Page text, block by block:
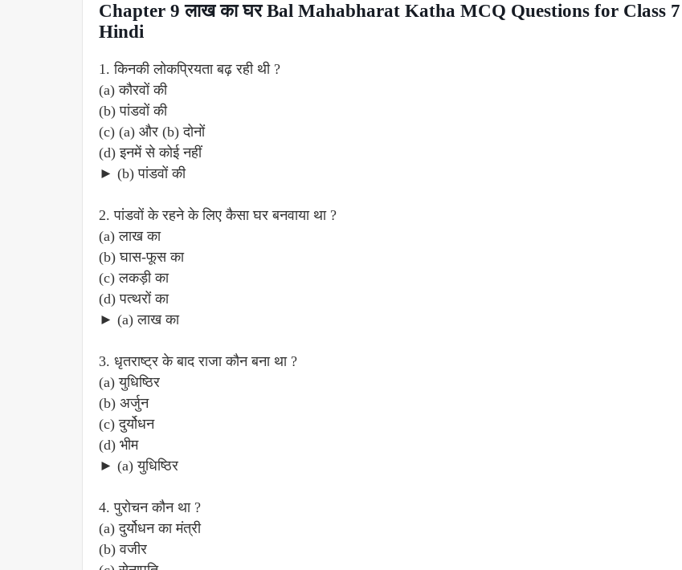
Chapter 9 लाख का घर Bal Mahabharat Katha MCQ Questions for Class 7
Hindi
1. किनकी लोकप्रियता बढ़ रही थी ?
(a) कौरवों की
(b) पांडवों की
(c) (a) और (b) दोनों
(d) इनमें से कोई नहीं
► (b) पांडवों की
2. पांडवों के रहने के लिए कैसा घर बनवाया था ?
(a) लाख का
(b) घास-फूस का
(c) लकड़ी का
(d) पत्थरों का
► (a) लाख का
3. धृतराष्ट्र के बाद राजा कौन बना था ?
(a) युधिष्ठिर
(b) अर्जुन
(c) दुर्योधन
(d) भीम
► (a) युधिष्ठिर
4. पुरोचन कौन था ?
(a) दुर्योधन का मंत्री
(b) वजीर